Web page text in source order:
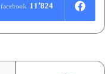
11٬824 facebook